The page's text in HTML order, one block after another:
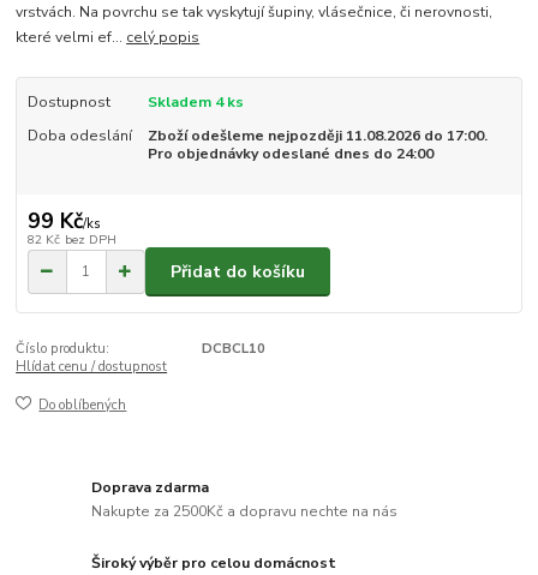
vrstvách. Na povrchu se tak vyskytují šupiny, vlásečnice, či nerovnosti,
které velmi ef... celý popis
Dostupnost
Skladem 4 ks
Doba odeslání
Zboží odešleme nejpozději 11.08.2026 do 17:00.
Pro objednávky odeslané dnes do 24:00
99 Kč/ks
82 Kč bez DPH
Přidat do košíku
Číslo produktu:
DCBCL10
Hlídat cenu / dostupnost
Do oblíbených
Doprava zdarma
Nakupte za 2500Kč a dopravu nechte na nás
Široký výběr pro celou domácnost